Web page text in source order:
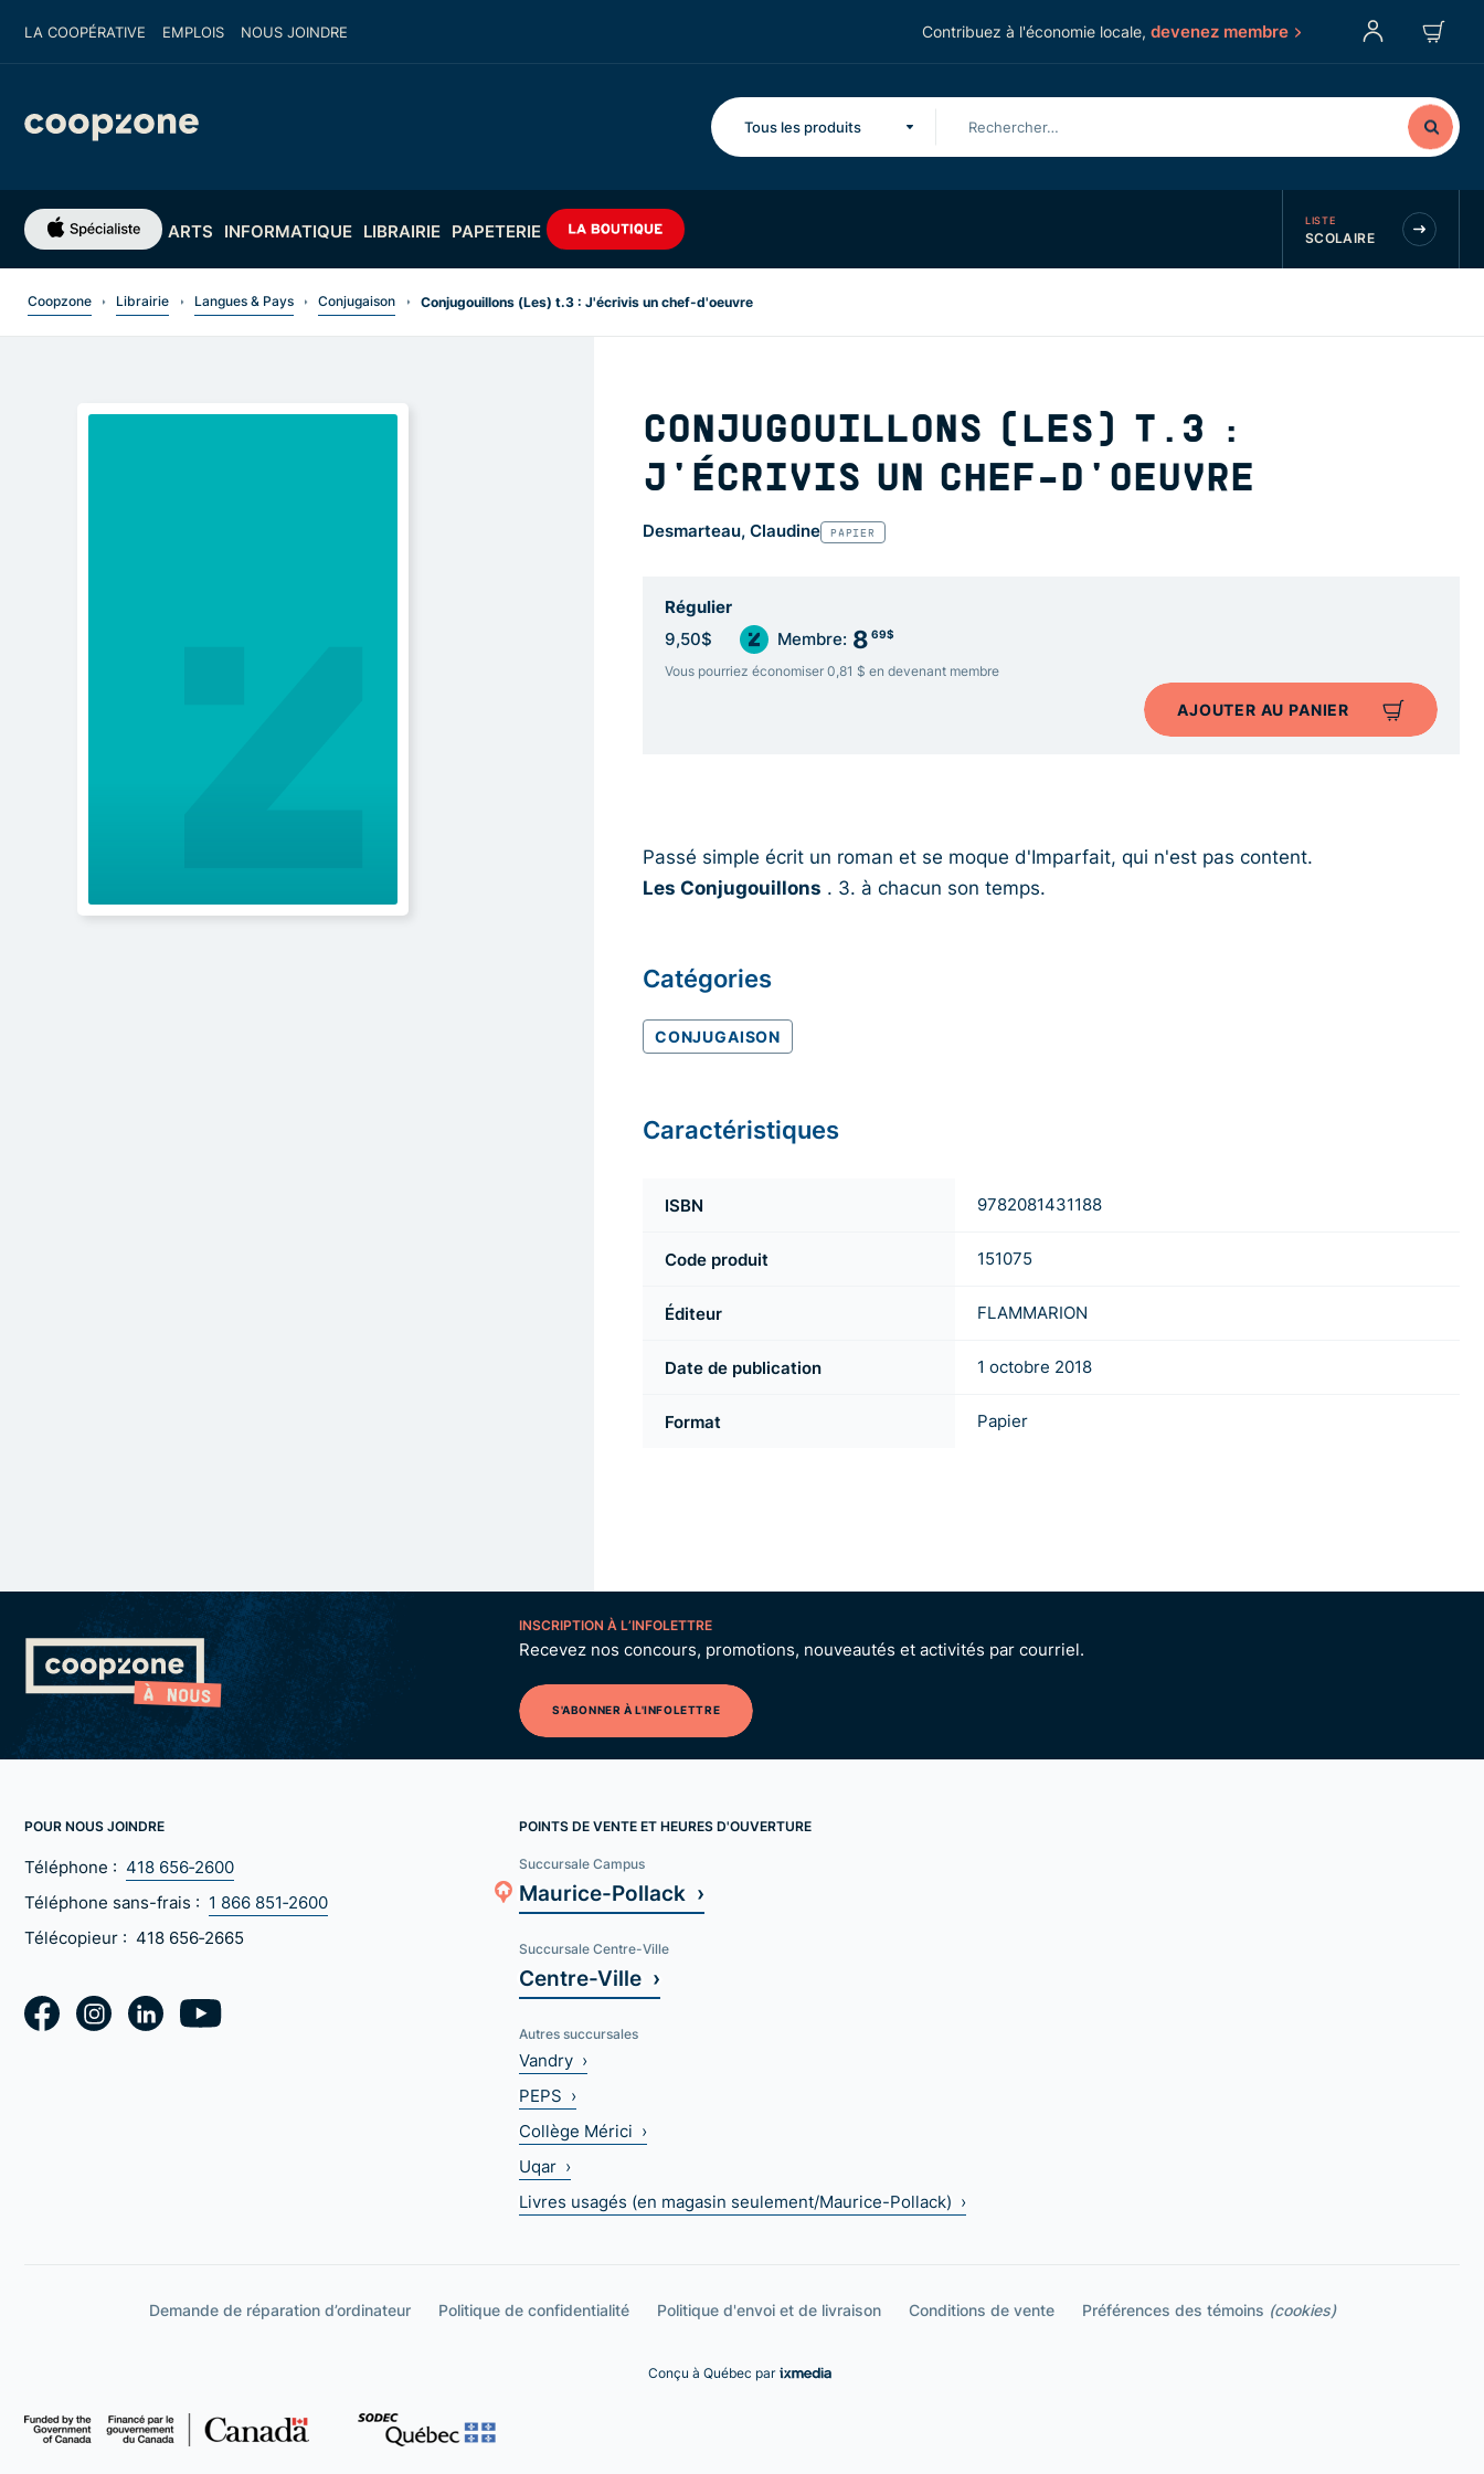
LA COOPÉRATIVE EMPLOIS NOUS JOINDRE Contribuez à l'économie locale, devenez membre
Tous les produits
ARTS INFORMATIQUE LIBRAIRIE PAPETERIE LISTE
SCOLAIRE
Coopzone Librairie Langues & Pays Conjugaison Conjugouillons (Les) t.3 : J'écrivis un chef-d'oeuvre
CONJUGOUILLONS (LES) T.3 :
J'ÉCRIVIS UN CHEF-D'OEUVRE
Desmarteau, Claudine PAPIER
Régulier
9,50$ Membre: 8 69$
Vous pourriez économiser 0,81 $ en devenant membre
AJOUTER AU PANIER
Passé simple écrit un roman et se moque d'Imparfait, qui n'est pas content.
Les Conjugouillons . 3. à chacun son temps.
Catégories
CONJUGAISON
Caractéristiques
ISBN 9782081431188
Code produit 151075
Éditeur FLAMMARION
Date de publication 1 octobre 2018
Format Papier
INSCRIPTION À L’INFOLETTRE
Recevez nos concours, promotions, nouveautés et activités par courriel.
S'ABONNER À L'INFOLETTRE
POUR NOUS JOINDRE
Téléphone : 418 656‑2600
Téléphone sans-frais : 1 866 851‑2600
Télécopieur : 418 656‑2665
POINTS DE VENTE ET HEURES D'OUVERTURE
Succursale Campus
Maurice-Pollack ›
Succursale Centre-Ville
Centre-Ville ›
Autres succursales
Vandry ›
PEPS ›
Collège Mérici ›
Uqar ›
Livres usagés (en magasin seulement/Maurice-Pollack) ›
Demande de réparation d’ordinateur Politique de confidentialité Politique d'envoi et de livraison Conditions de vente Préférences des témoins (cookies)
Conçu à Québec par